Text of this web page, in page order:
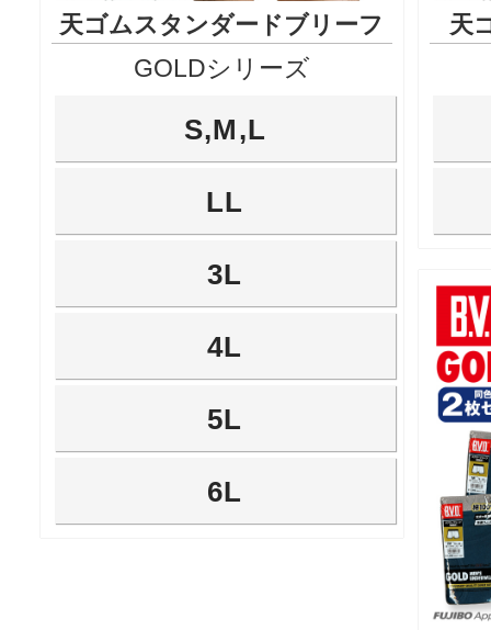
天ゴムスタンダードブリーフ
GOLDシリーズ
S,M,L
LL
3L
4L
5L
6L
天